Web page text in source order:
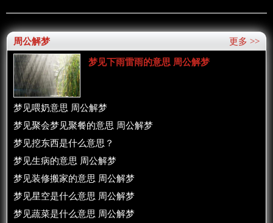
更多 >>
周公解梦
梦见下雨雷雨的意思 周公解梦
梦见喂奶意思 周公解梦
梦见聚会梦见聚餐的意思 周公解梦
梦见挖东西是什么意思？
梦见生病的意思 周公解梦
梦见装修搬家的意思 周公解梦
梦见星空是什么意思 周公解梦
梦见蔬菜是什么意思 周公解梦